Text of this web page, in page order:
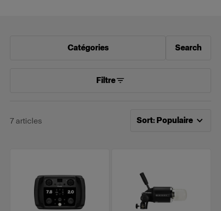
Catégories Search
Filtre
7 articles
Tri désormais effectué
Sort: Populaire